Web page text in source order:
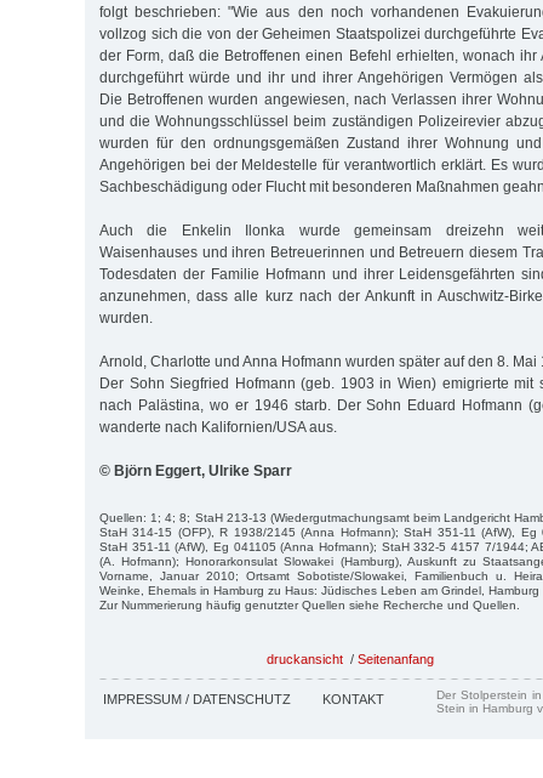
folgt beschrieben: "Wie aus den noch vorhandenen
vollzog sich die von der Geheimen Staatspolizei durchgeführte
der Form, daß die Betroffenen einen Befehl erhielten, wonach ihr
durchgeführt würde und ihr und ihrer Angehörigen Vermögen
Die Betroffenen wurden angewiesen, nach Verlassen ihrer
und die Wohnungsschlüssel beim zuständigen Polizeirevier
wurden für den ordnungsgemäßen Zustand ihrer Wohnung
Angehörigen bei der Meldestelle für verantwortlich erklärt. Es
Sachbeschädigung oder Flucht mit besonderen Maßnahmen
Auch die Enkelin Ilonka wurde gemeinsam dreizehn
Waisenhauses und ihren Betreuerinnen und Betreuern diesem
Todesdaten der Familie Hofmann und ihrer Leidensgefährten
anzunehmen, dass alle kurz nach der Ankunft in Auschwitz-
wurden.
Arnold, Charlotte und Anna Hofmann wurden später auf den 8. Mai
Der Sohn Siegfried Hofmann (geb. 1903 in Wien) emigrierte mit
nach Palästina, wo er 1946 starb. Der Sohn Eduard Hofmann
wanderte nach Kalifornien/USA aus.
© Björn Eggert, Ulrike Sparr
Quellen: 1; 4; 8; StaH 213-13 (Wiedergutmachungsamt beim Landgericht
StaH 314-15 (OFP), R 1938/2145 (Anna Hofmann); StaH 351-11 (AfW), Eg
StaH 351-11 (AfW), Eg 041105 (Anna Hofmann); StaH 332-5 4157 7/1944;
(A. Hofmann); Honorarkonsulat Slowakei (Hamburg), Auskunft zu
Vorname, Januar 2010; Ortsamt Sobotiste/Slowakei, Familienbuch u.
Weinke, Ehemals in Hamburg zu Haus: Jüdisches Leben am Grindel,
Zur Nummerierung häufig genutzter Quellen siehe Recherche und Quellen.
druckansicht / Seitenanfang
IMPRESSUM / DATENSCHUTZ KONTAKT
Der Stolperstein
Stein in Hamburg